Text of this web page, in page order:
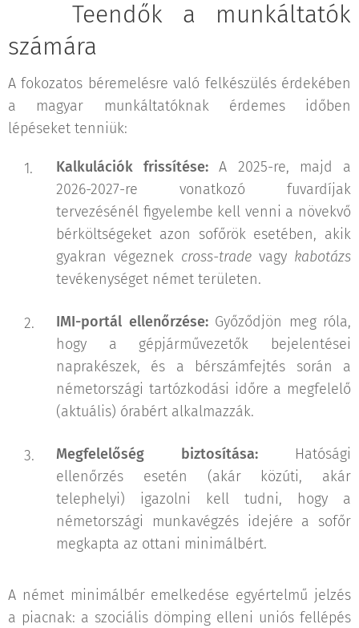
✅ Teendők a munkáltatók
számára
A fokozatos béremelésre való felkészülés érdekében
a magyar munkáltatóknak érdemes időben
lépéseket tenniük:
Kalkulációk frissítése: A 2025-re, majd a
2026-2027-re vonatkozó fuvardíjak
tervezésénél figyelembe kell venni a növekvő
bérköltségeket azon sofőrök esetében, akik
gyakran végeznek cross-trade vagy kabotázs
tevékenységet német területen.
IMI-portál ellenőrzése:Győződjön meg róla,
hogy a gépjárművezetők bejelentései
naprakészek, és a bérszámfejtés során a
németországi tartózkodási időre a megfelelő
(aktuális) órabért alkalmazzák.
Megfelelőség biztosítása: Hatósági
ellenőrzés esetén (akár közúti, akár
telephelyi) igazolni kell tudni, hogy a
németországi munkavégzés idejére a sofőr
megkapta az ottani minimálbért.
A német minimálbér emelkedése egyértelmű jelzés
a piacnak: a szociális dömping elleni uniós fellépés